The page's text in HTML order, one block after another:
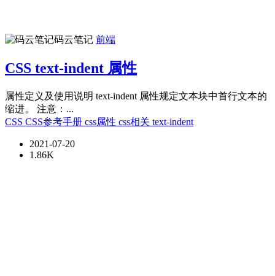
码云笔记 前端
CSS text-indent 属性
属性定义及使用说明 text-indent 属性规定文本块中首行文本的
缩进。 注意：...
CSS CSS参考手册 css属性 css相关 text-indent
2021-07-20
1.86K